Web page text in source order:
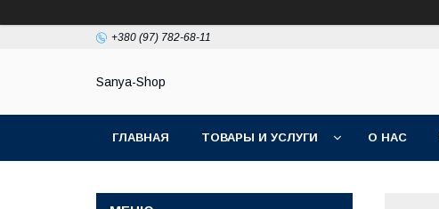
+380 (97) 782-68-11
Sanya-Shop
ГЛАВНАЯ ТОВАРЫ И УСЛУГИ О НАС